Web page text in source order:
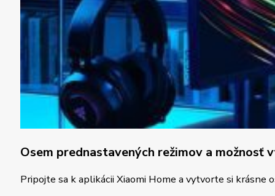
Osem prednastavených režimov a možnosť
Pripojte sa k aplikácii Xiaomi Home a vytvorte si